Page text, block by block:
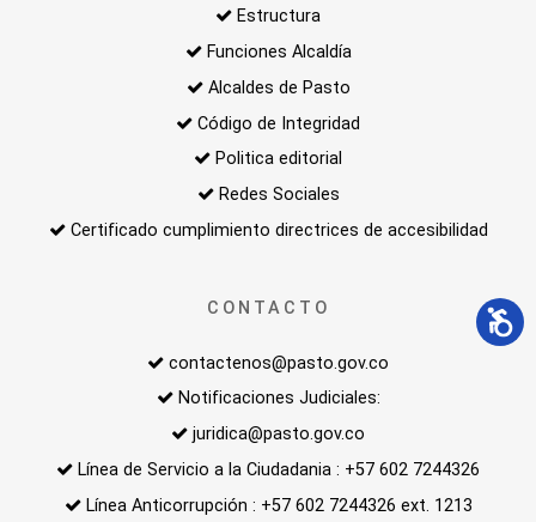
Estructura
Funciones Alcaldía
Alcaldes de Pasto
Código de Integridad
Politica editorial
Redes Sociales
Certificado cumplimiento directrices de accesibilidad
CONTACTO
contactenos@pasto.gov.co
Notificaciones Judiciales:
juridica@pasto.gov.co
Línea de Servicio a la Ciudadania : +57 602 7244326
Línea Anticorrupción : +57 602 7244326 ext. 1213